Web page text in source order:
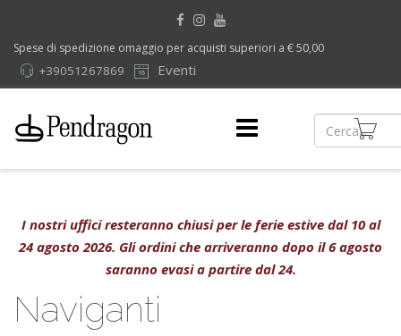
Spese di spedizione omaggio per acquisti superiori a € 50,00
Eventi
+39051267869
I nostri uffici resteranno chiusi per le ferie estive dal 10 al
24 agosto 2026. Gli ordini che arriveranno dopo il 6 agosto
saranno evasi a partire dal 24.
Naviganti